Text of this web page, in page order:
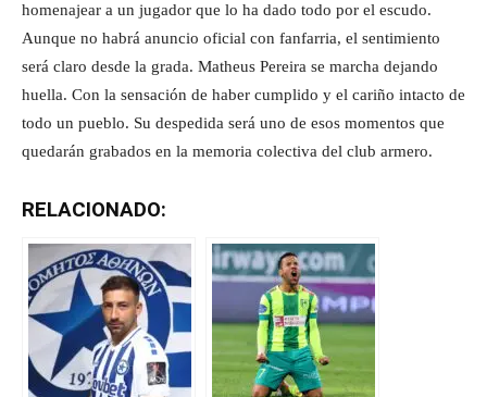
homenajear a un jugador que lo ha dado todo por el escudo.
Aunque no habrá anuncio oficial con fanfarria, el sentimiento
será claro desde la grada. Matheus Pereira se marcha dejando
huella. Con la sensación de haber cumplido y el cariño intacto de
todo un pueblo. Su despedida será uno de esos momentos que
quedarán grabados en la memoria colectiva del club armero.
RELACIONADO: